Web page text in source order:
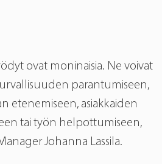
ovat moninaisia. Ne voivat
parantumiseen,
etenemiseen, asiakkaiden
tai työn helpottumiseen,
Johanna Lassila.